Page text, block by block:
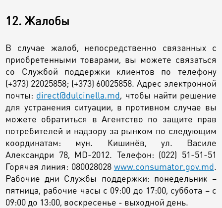
12. Жалобы
В случае жалоб, непосредственно связанных с
приобретенными товарами, вы можете связаться
со Службой поддержки клиентов по телефону
(+373) 22025858; (+373) 60025858. Адрес электронной
почты: direct@dulcinella.md, чтобы найти решение
для устранения ситуации, в противном случае вы
можете обратиться в Агентство по защите прав
потребителей и надзору за рынком по следующим
координатам: мун. Кишинёв, ул. Василе
Александри 78, MD-2012. Телефон: (022) 51-51-51
Горячая линия: 080028028 www.consumator.gov.md.
Рабочие дни Службы поддержки: понедельник –
пятница, рабочие часы с 09:00 до 17:00, суббота – с
09:00 до 13:00, воскресенье - выходной день.